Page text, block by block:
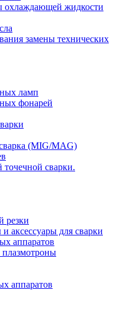
охлаждающей жидкости
замены технических
ламп
фонарей
(MIG/MAG)
сварки.
резки
аксессуары для сварки
аппаратов
аппаратов